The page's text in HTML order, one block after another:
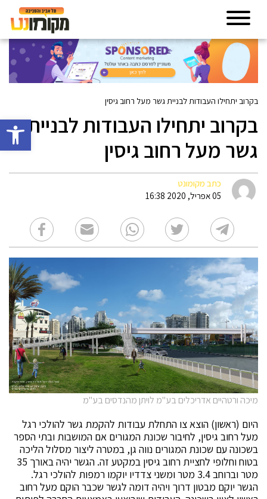
פתח
בקרוב יתחילו העבודות לבניית גשר מעל רחוב גיסין
בקרוב יתחילו העבודות לבניית
גשר מעל רחוב גיסין
כתב מקומונט
05 אפריל, 2020 16:38
מיכה ורטהיים אדריכלים בע"מ לויתן מהנדסים בע"מ
היום (ראשון) הוצא צו התחלת עבודות להקמת גשר להולכי רגל
מעל רחוב גיסין, לחיבור שכונת המגורים אם המושבות ובתי הספר
בשכונה עם שכונת המגורים נווה גן, במטרה ליצור מסלול הליכה
בטוח וחלופי לחציית רחוב גיסין במקטע זה. הגשר יהיה באורך 35
מטר וברוחב 3.4 מטר ומשני צדדיו יוקמו רמפות להולכי רגל.
הגשר יוקם מבטון דרוך ויהיה דומה לגשר שכבר הוקם מעל רחוב